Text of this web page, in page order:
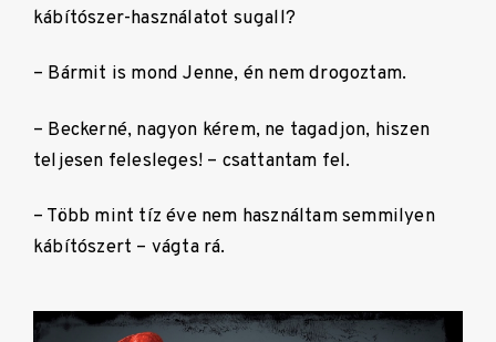
kábítószer-használatot sugall?
– Bármit is mond Jenne, én nem drogoztam.
– Beckerné, nagyon kérem, ne tagadjon, hiszen
teljesen felesleges! – csattantam fel.
– Több mint tíz éve nem használtam semmilyen
kábítószert – vágta rá.